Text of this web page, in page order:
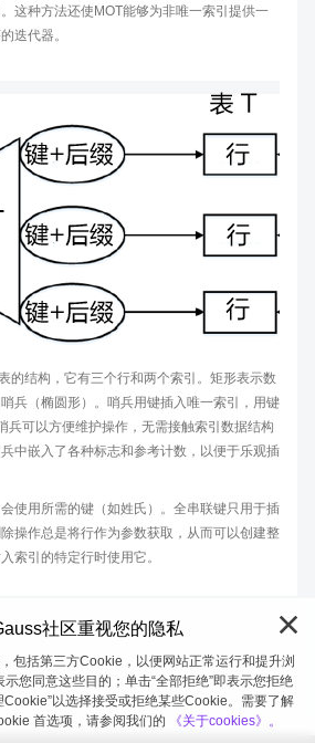
这种方法还使MOT能够为非唯一索引提供一
迭代器。
的结构，它有三个行和两个索引。矩形表示数
兵（椭圆形）。哨兵用键插入唯一索引，用键
兵可以方便维护操作，无需接触索引数据结构
中嵌入了各种标志和参考计数，以便于乐观插
使用所需的键（如姓氏）。全串联键只用于插
操作总是将行作为参数获取，从而可以创建整
索引的特定行时使用它。
20:27:02
社区重视您的隐私
包括第三方Cookie，以便网站正常运行和提升浏
示您同意这些目的；单击“全部拒绝”即表示您拒绝
以选择接受或拒绝某些Cookie。需要了解
首选项，请参阅我们的
《关于cookies》。